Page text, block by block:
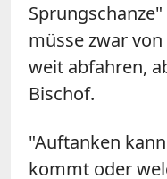
müsse zwar
weit abfahren,
Bischof.
"Auftanken
kommt oder